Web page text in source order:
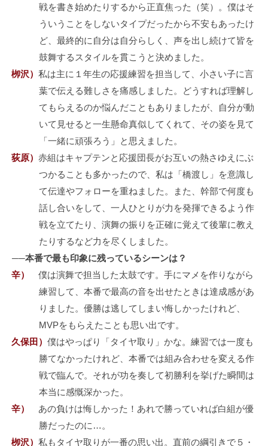
戦を書き始めたりするから正直焦った（笑）。僕はそ
ういうことをしないタイプだったから不安もあったけ
ど、最終的に自分は自分らしく、声を出し続けて皆を
鼓舞するスタイルを貫こうと決めました。
栁沢） 私は主に１年生の応援練習を担当して、小さい子に言
葉で伝える難しさを痛感しました。どうすれば理解し
てもらえるのか悩んだこともありましたが、自分が動
いて見せると一生懸命真似してくれて、その姿を見て
「一緒に頑張ろう」と思えました。
荻原） 赤組はキャプテンと応援団長がお互いの熱さゆえにぶ
つかることも多かったので、私は「橋渡し」を意識し
て伝達やフォローを重ねました。また、幹部で何度も
話し合いをして、一人ひとりが力を発揮できるよう作
戦を立てたり、演舞の振りを正確に覚えて後輩に教え
たりするなど力を尽くしました。
──本番で最も印象に残っているシーンは？
辛） 僕は演舞で担当した太鼓です。手にマメを作りながら
練習して、本番で最高の音を出せたときは達成感があ
りました。優勝は逃してしまい悔しかったけれど、
MVPをもらえたことも思い出です。
久保田） 僕はやっぱり「タイヤ取り」かな。練習では一度も
勝てなかったけれど、本番では組み合わせを変える作
戦で臨んで。それが功を奏して初勝利を挙げた瞬間は
本当に感慨深かった。
辛） あの負けは悔しかった！あれで勝っていれば白組が優
勝だったのに…。
栁沢） 私もタイヤ取りが一番の思い出。直前の綱引きで５・